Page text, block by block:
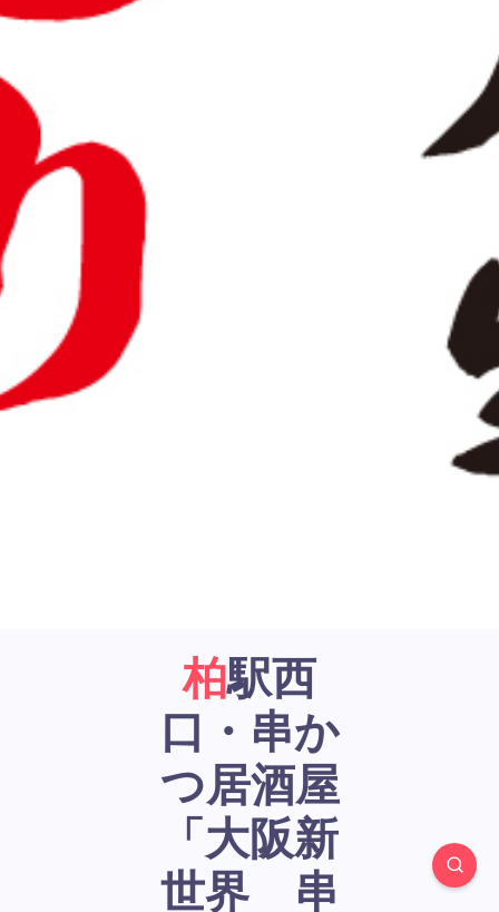
柏駅西
口・串か
つ居酒屋
「大阪新
世界 串